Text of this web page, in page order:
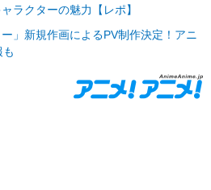
ラクターの魅力【レポ】
」新規作画によるPV制作決定！アニ